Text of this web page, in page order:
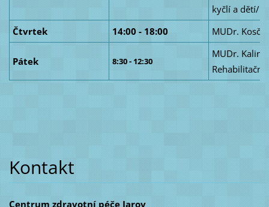
kyčlí a dětí/
Čtvrtek
14:00 - 18:00 MUDr. Kosčík
Pátek 8:30 - 12:30
MUDr.
Rehabilitační
Kontakt
Centrum zdravotní péče Jarov